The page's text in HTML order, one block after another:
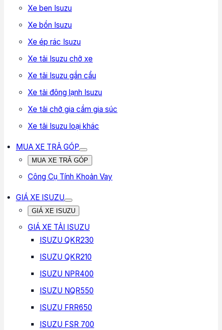
Xe ben Isuzu
Xe bồn Isuzu
Xe ép rác Isuzu
Xe tải Isuzu chở xe
Xe tải Isuzu gắn cẩu
Xe tải đông lạnh Isuzu
Xe tải chở gia cầm gia súc
Xe tải Isuzu loại khác
MUA XE TRẢ GÓP
MUA XE TRẢ GÓP
Công Cụ Tính Khoản Vay
GIÁ XE ISUZU
GIÁ XE ISUZU
GIÁ XE TẢI ISUZU
ISUZU QKR230
ISUZU QKR210
ISUZU NPR400
ISUZU NQR550
ISUZU FRR650
ISUZU FSR 700